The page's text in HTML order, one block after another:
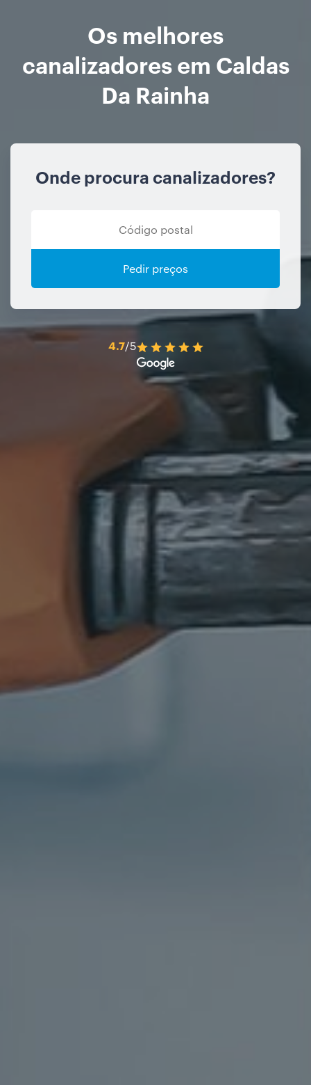
Os melhores
canalizadores em Caldas
Da Rainha
Onde procura canalizadores?
Pedir preços
4.7/5